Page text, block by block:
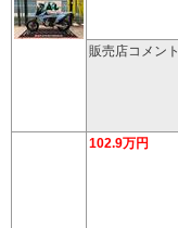
販売店コメント
102.9万円